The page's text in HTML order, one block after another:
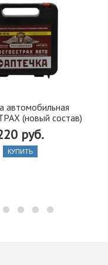
автомобильная
(новый состав)
руб.
КУПИТЬ